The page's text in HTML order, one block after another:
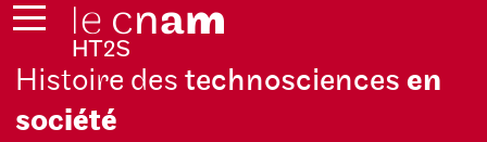
Histoire des technosciences en
société